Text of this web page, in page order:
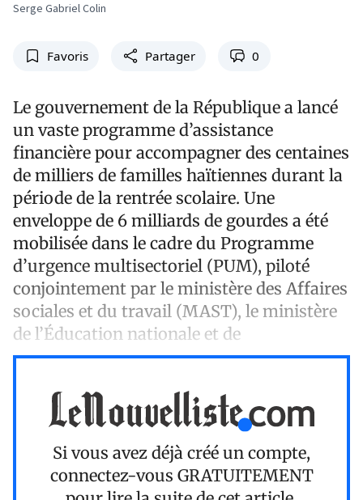
Serge Gabriel Colin
Favoris Partager 0
Le gouvernement de la République a lancé
un vaste programme d’assistance
financière pour accompagner des centaines
de milliers de familles haïtiennes durant la
période de la rentrée scolaire. Une
enveloppe de 6 milliards de gourdes a été
mobilisée dans le cadre du Programme
d’urgence multisectoriel (PUM), piloté
conjointement par le ministère des Affaires
sociales et du travail (MAST), le ministère
de l’Éducation nationale et de
Si vous avez déjà créé un compte,
connectez-vous GRATUITEMENT